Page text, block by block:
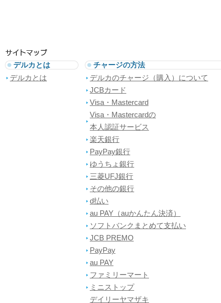
デルカとは
デルカとは
チャージの方法
デルカのチャージ（購入）について
JCBカード
Visa・Mastercard
Visa・Mastercardの
本人認証サービス
楽天銀行
PayPay銀行
ゆうちょ銀行
三菱UFJ銀行
その他の銀行
d払い
au PAY（auかんたん決済）
ソフトバンクまとめて支払い
JCB PREMO
PayPay
au PAY
ファミリーマート
ミニストップ
デイリーヤマザキ